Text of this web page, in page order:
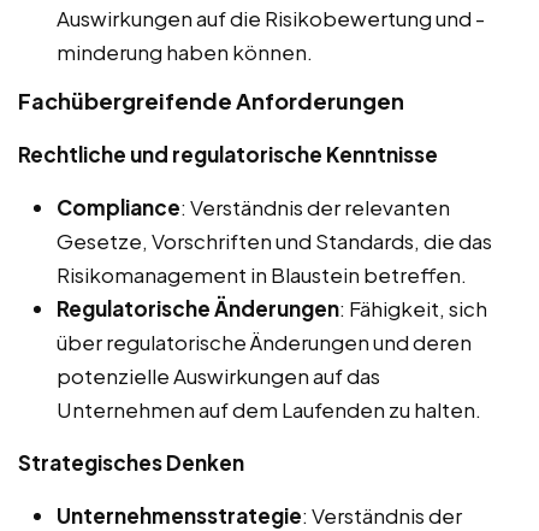
Auswirkungen auf die Risikobewertung und -
minderung haben können.
Fachübergreifende Anforderungen
Rechtliche und regulatorische Kenntnisse
Compliance: Verständnis der relevanten
Gesetze, Vorschriften und Standards, die das
Risikomanagement in Blaustein betreffen.
Regulatorische Änderungen: Fähigkeit, sich
über regulatorische Änderungen und deren
potenzielle Auswirkungen auf das
Unternehmen auf dem Laufenden zu halten.
Strategisches Denken
Unternehmensstrategie: Verständnis der